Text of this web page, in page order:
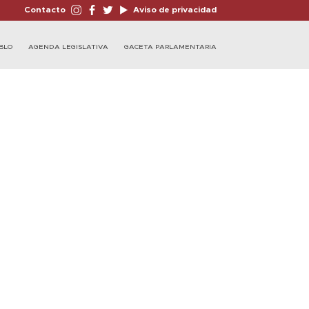
Contacto Aviso de privacidad
AGENDA LEGISLATIVA GACETA PARLAMENTARIA